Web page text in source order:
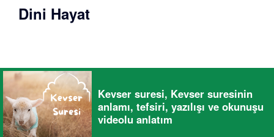
Dini Hayat
Kevser suresi, Kevser suresinin
anlamı, tefsiri, yazılışı ve okunuşu
videolu anlatım